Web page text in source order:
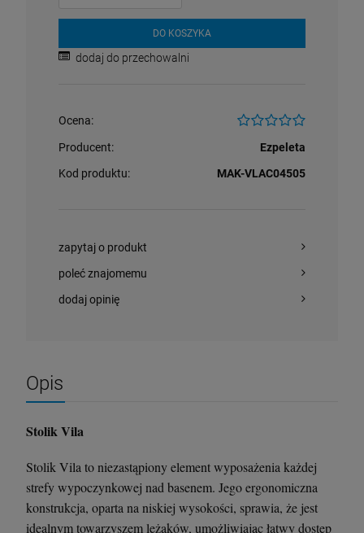
Stolik kawowy Oveo 46 cm antracytowy -
Ferne
379,00 zł
Krzesło Vanity Scab Design - transparentne
397,00 zł
DO KOSZYKA
dodaj do przechowalni
Ocena:
Producent:
Ezpeleta
Kod produktu:
MAK-VLAC04505
zapytaj o produkt
poleć znajomemu
dodaj opinię
Opis
Stolik Vila
Stolik Vila to niezastąpiony element wyposażenia każdej
strefy wypoczynkowej nad basenem. Jego ergonomiczna
konstrukcja, oparta na niskiej wysokości, sprawia, że jest
idealnym towarzyszem leżaków, umożliwiając łatwy dostęp